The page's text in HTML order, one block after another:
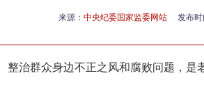
来源： 中央纪委国家监委网站 发布时
整治群众身边不正之风和腐败问题，是